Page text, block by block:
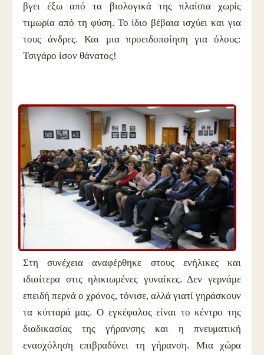
βγει έξω από τα βιολογικά της πλαίσια χωρίς
τιμωρία από τη φύση. Το ίδιο βέβαια ισχύει και για
τους άνδρες. Και μια προειδοποίηση για όλους:
Τσιγάρο ίσον θάνατος!
Στη συνέχεια αναφέρθηκε στους ενήλικες και
ιδιαίτερα στις ηλικιωμένες γυναίκες. Δεν γερνάμε
επειδή περνά ο χρόνος, τόνισε, αλλά γιατί γηράσκουν
τα κύτταρά μας. Ο εγκέφαλος είναι το κέντρο της
διαδικασίας της γήρανσης και η πνευματική
ενασχόληση επιβραδύνει τη γήρανση. Μια χώρα